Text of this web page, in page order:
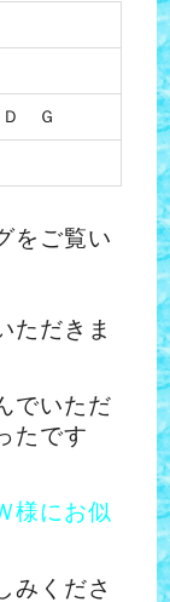
Ｄ Ｇ
をご覧い
ただきま
でいただ
たです
様にお似
みくださ